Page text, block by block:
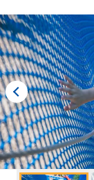
おすすめ
閲覧履歴
ご案内
English
ログイン/予約確認